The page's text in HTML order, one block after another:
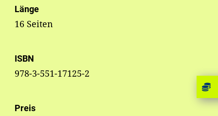
Länge
16 Seiten
ISBN
978-3-551-17125-2
Preis